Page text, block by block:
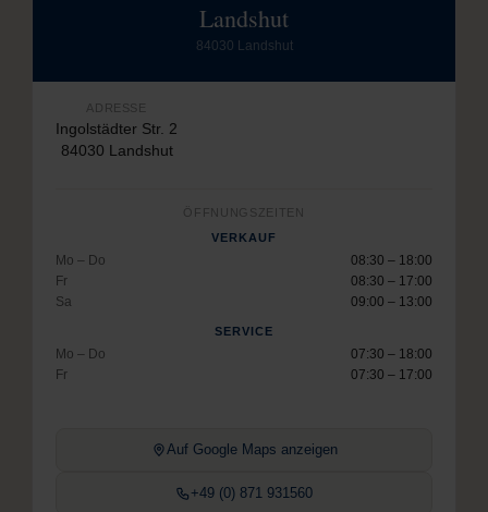
Landshut
84030 Landshut
ADRESSE
Ingolstädter Str. 2
84030 Landshut
ÖFFNUNGSZEITEN
VERKAUF
Mo – Do
08:30 – 18:00
Fr
08:30 – 17:00
Sa
09:00 – 13:00
SERVICE
Mo – Do
07:30 – 18:00
Fr
07:30 – 17:00
Auf Google Maps anzeigen
+49 (0) 871 931560